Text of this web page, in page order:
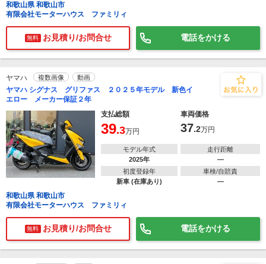
和歌山県 和歌山市
有限会社モーターハウス ファミリィ
無料 お見積り/お問合せ 電話をかける
ヤマハ 複数画像 動画
ヤマハ シグナス グリファス ２０２５年モデル 新色イ
エロー メーカー保証２年
支払総額
車両価格
39.3万円 37.2万円
モデル年式
2025年
走行距離
―
初度登録年
新車 (在庫あり)
車検/自賠責
―
和歌山県 和歌山市
有限会社モーターハウス ファミリィ
無料 お見積り/お問合せ 電話をかける